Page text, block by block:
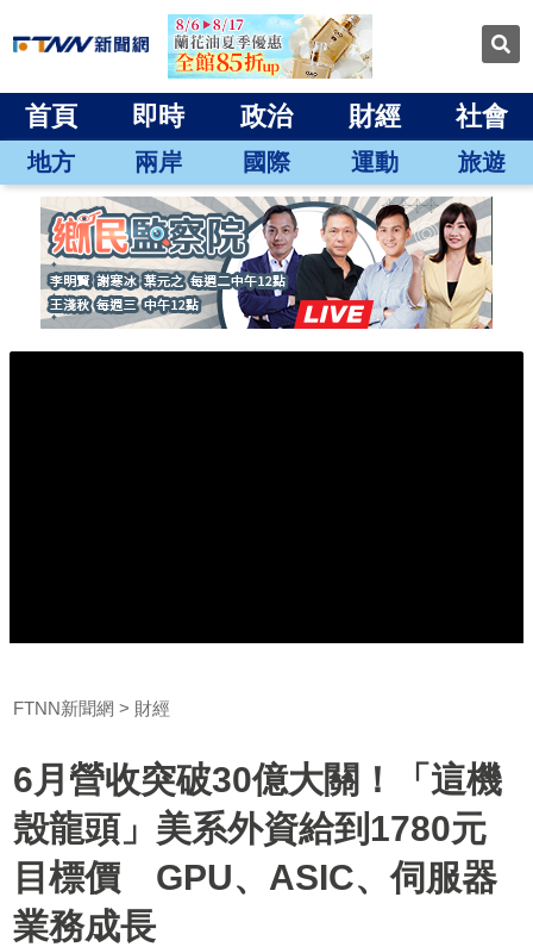
首頁 即時 政治 財經 社會
地方 兩岸 國際 運動 旅遊
FTNN新聞網 財經
6月營收突破30億大關！「這機
殼龍頭」美系外資給到1780元
目標價 GPU、ASIC、伺服器
業務成長